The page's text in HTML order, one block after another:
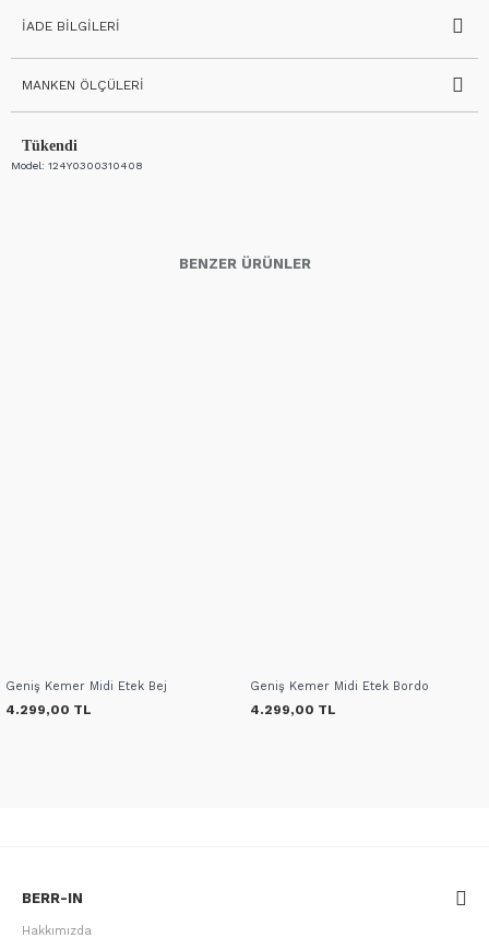
Tükendi
Model: 124Y0300310408
İADE BILGILERI
MANKEN ÖLÇÜLERI
BENZER ÜRÜNLER
Geniş Kemer Midi Etek Bej
4.299,00 TL
Geniş Kemer Midi Etek Bordo
4.299,00 TL
BERR-IN
Hakkımızda